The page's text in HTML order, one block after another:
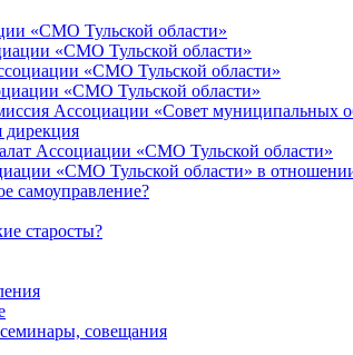
«СМО Тульской области»
«СМО Тульской области»
«СМО Тульской области»
«СМО Тульской области»
Ассоциации «Совет муниципальных
дирекция
Ассоциации «СМО Тульской области»
«СМО Тульской области» в
самоуправление?
старосты?
совещания